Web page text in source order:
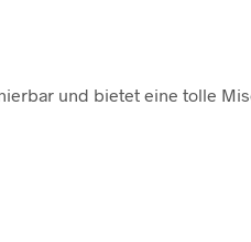
und bietet eine tolle